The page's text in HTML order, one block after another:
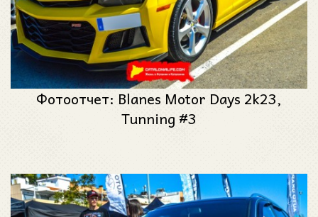
Фотоотчет: Blanes Motor Days 2k23,
Tunning #3